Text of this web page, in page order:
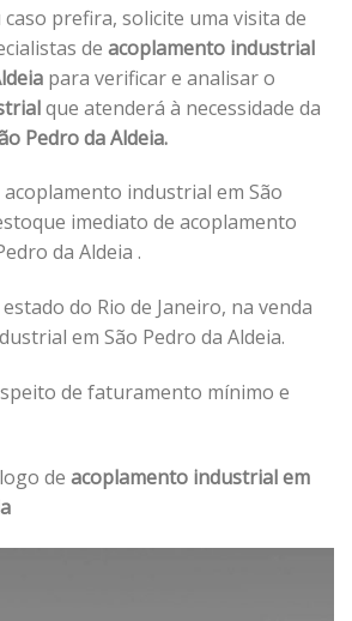
caso prefira, solicite uma visita de
de acoplamento industrial
para verificar e analisar o
que atenderá à necessidade da
Pedro da Aldeia.
industrial em São
imediato de acoplamento
da Aldeia .
do Rio de Janeiro, na venda
em São Pedro da Aldeia.
de faturamento mínimo e
de acoplamento industrial em